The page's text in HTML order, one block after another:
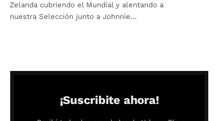
Zelanda cubriendo el Mundial y alentando a
nuestra Selección junto a Johnnie…
¡Suscribite ahora!